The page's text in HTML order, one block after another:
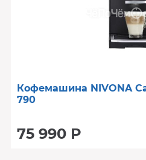
Кофемашина NIVONA
790
75 990 Р